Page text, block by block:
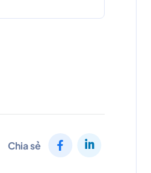
Chia sẻ